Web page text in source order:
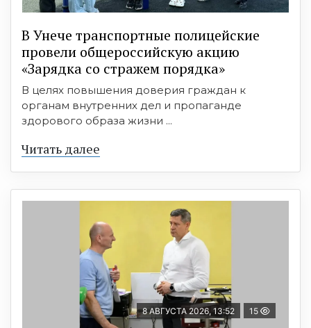
В Унече транспортные полицейские
провели общероссийскую акцию
«Зарядка со стражем порядка»
В целях повышения доверия граждан к
органам внутренних дел и пропаганде
здорового образа жизни ...
Читать далее
8 АВГУСТА 2026, 13:52 15